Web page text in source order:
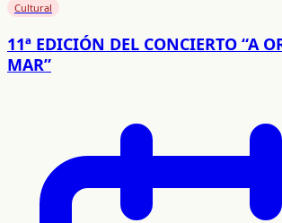
Cultural
11ª EDICIÓN DEL CONCIERTO “A
MAR”